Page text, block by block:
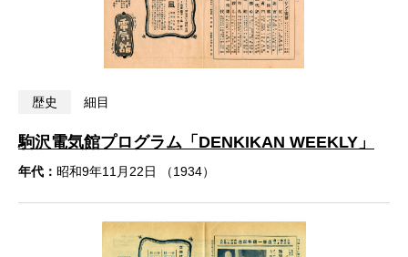
歴史 細目
駒沢電気館プログラム「DENKIKAN WEEKLY」
年代： 昭和9年11月22日 （1934）